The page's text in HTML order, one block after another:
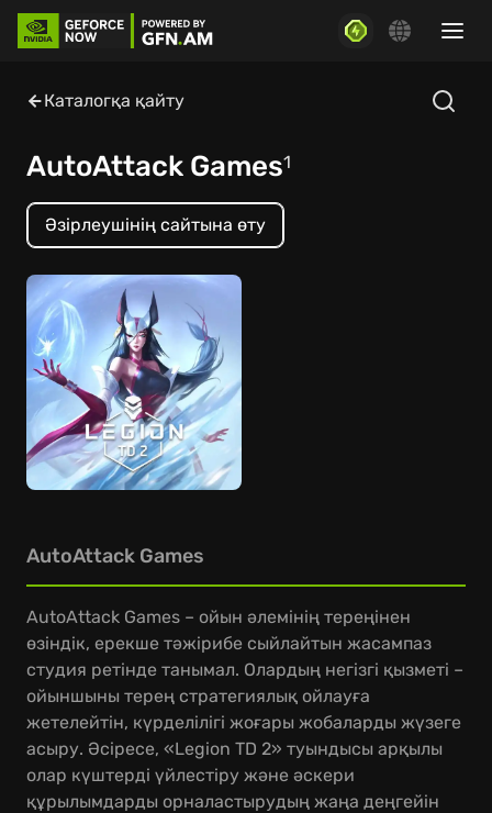
Каталогқа қайту
AutoAttack Games1
Әзірлеушінің сайтына өту
AutoAttack Games
AutoAttack Games – ойын әлемінің тереңінен
өзіндік, ерекше тәжірибе сыйлайтын жасампаз
студия ретінде танымал. Олардың негізгі қызметі –
ойыншыны терең стратегиялық ойлауға
жетелейтін, күрделілігі жоғары жобаларды жүзеге
асыру. Әсіресе, «Legion TD 2» туындысы арқылы
олар күштерді үйлестіру және әскери
құрылымдарды орналастырудың жаңа деңгейін